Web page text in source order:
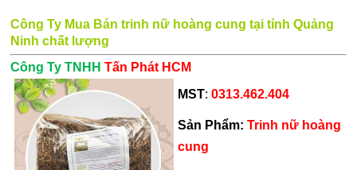
Công Ty Mua Bán trinh nữ hoàng cung tại tỉnh Quảng
Ninh chất lượng
Công Ty TNHHTấn Phát HCM
MST:0313.462.404
Sản Phẩm:Trinh nữ hoàng
cung